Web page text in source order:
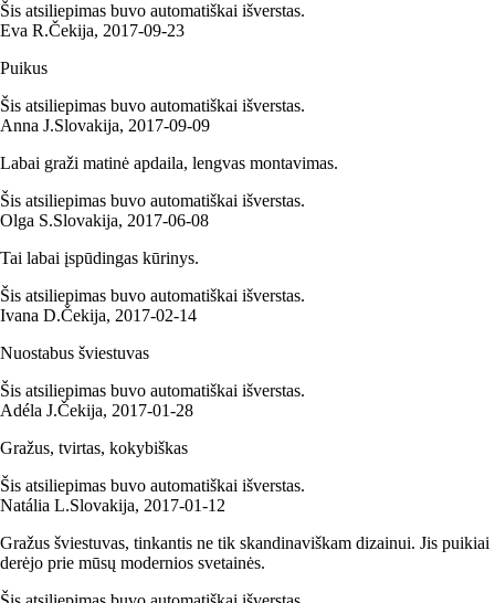
Šis atsiliepimas buvo automatiškai išverstas.
Eva R.Čekija, 2017‑09‑23
Puikus
Šis atsiliepimas buvo automatiškai išverstas.
Anna J.Slovakija, 2017‑09‑09
Labai graži matinė apdaila, lengvas montavimas.
Šis atsiliepimas buvo automatiškai išverstas.
Olga S.Slovakija, 2017‑06‑08
Tai labai įspūdingas kūrinys.
Šis atsiliepimas buvo automatiškai išverstas.
Ivana D.Čekija, 2017‑02‑14
Nuostabus šviestuvas
Šis atsiliepimas buvo automatiškai išverstas.
Adéla J.Čekija, 2017‑01‑28
Gražus, tvirtas, kokybiškas
Šis atsiliepimas buvo automatiškai išverstas.
Natália L.Slovakija, 2017‑01‑12
Gražus šviestuvas, tinkantis ne tik skandinaviškam dizainui. Jis puikiai
derėjo prie mūsų modernios svetainės.